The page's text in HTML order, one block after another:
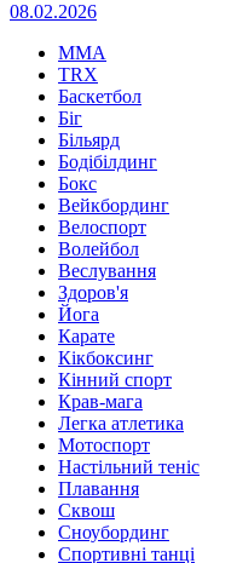
08.02.2026
MMA
TRX
Баскетбол
Біг
Більярд
Бодібілдинг
Бокс
Вейкбординг
Велоспорт
Волейбол
Веслування
Здоров'я
Йога
Карате
Кікбоксинг
Кінний спорт
Крав-мага
Легка атлетика
Мотоспорт
Настільний теніс
Плавання
Сквош
Сноубординг
Спортивні танці